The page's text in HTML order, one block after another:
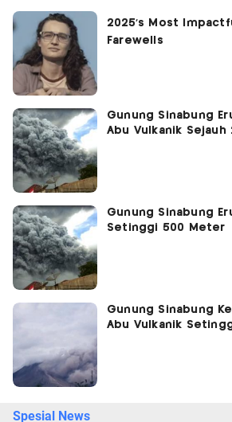
Gunung Sinabung
Abu Vulkanik
Gunung Sinabung
Setinggi 500 Meter
Gunung Sinabung
Abu Vulkanik